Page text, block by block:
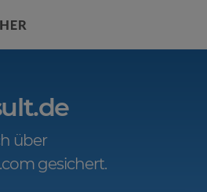
über
gesichert.